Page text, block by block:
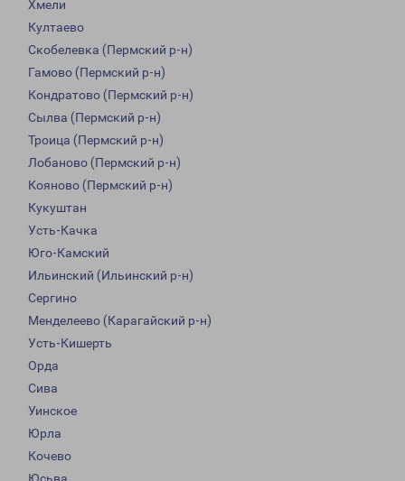
Хмели
Култаево
Скобелевка (Пермский р-н)
Гамово (Пермский р-н)
Кондратово (Пермский р-н)
Сылва (Пермский р-н)
Троица (Пермский р-н)
Лобаново (Пермский р-н)
Кояново (Пермский р-н)
Кукуштан
Усть-Качка
Юго-Камский
Ильинский (Ильинский р-н)
Сергино
Менделеево (Карагайский р-н)
Усть-Кишерть
Орда
Сива
Уинское
Юрла
Кочево